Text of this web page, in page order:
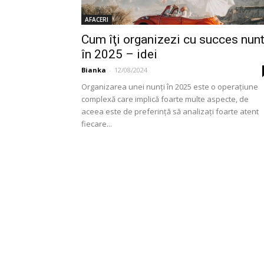
AFACERI
Cum îţi organizezi cu succes
în 2025 – idei
Bianka - 12/08/2024
Organizarea unei nunţi în 2025 este o operaţiune
complexă care implică foarte multe aspecte, de
aceea este de preferinţă să analizaţi foarte atent
fiecare...